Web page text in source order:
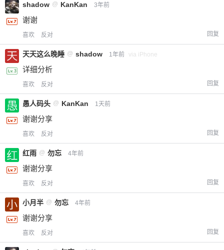
shadow @ KanKan 3年前
谢谢
喜欢 反对 回复
天天这么晚睡 @ shadow 1年前 via iPhone
详细分析
喜欢 反对 回复
愚人码头 @ KanKan 1天前
谢谢分享
喜欢 反对 回复
红雨 @ 勿忘 4年前
谢谢分享
喜欢 反对 回复
小月半 @ 勿忘 4年前
谢谢分享
喜欢 反对 回复